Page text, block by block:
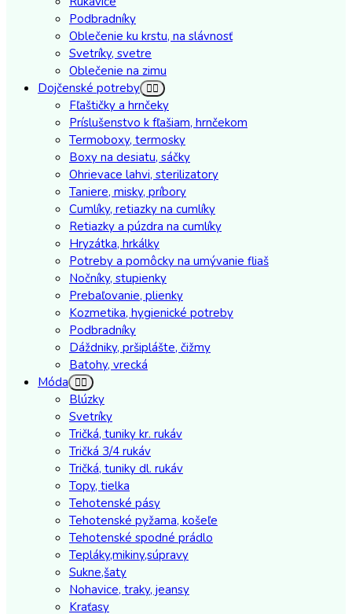
Podbradníky
Oblečenie ku krstu, na slávnosť
Svetríky, svetre
Oblečenie na zimu
Dojčenské potreby
Fľaštičky a hrnčeky
Príslušenstvo k fľašiam, hrnčekom
Termoboxy, termosky
Boxy na desiatu, sáčky
Ohrievace lahvi, sterilizatory
Taniere, misky, príbory
Cumlíky, retiazky na cumlíky
Retiazky a púzdra na cumlíky
Hryzátka, hrkálky
Potreby a pomôcky na umývanie fliaš
Nočníky, stupienky
Prebaľovanie, plienky
Kozmetika, hygienické potreby
Podbradníky
Dáždniky, pršiplášte, čižmy
Batohy, vrecká
Móda
Blúzky
Svetríky
Tričká, tuniky kr. rukáv
Tričká 3/4 rukáv
Tričká, tuniky dl. rukáv
Topy, tielka
Tehotenské pásy
Tehotenské pyžama, košeľe
Tehotenské spodné prádlo
Tepláky,mikiny,súpravy
Sukne,šaty
Nohavice, traky, jeansy
Kraťasy